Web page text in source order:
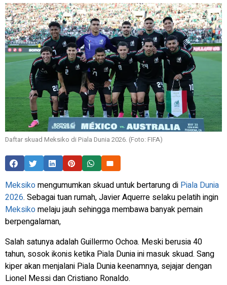
Daftar skuad Meksiko di Piala Dunia 2026. (Foto: FIFA)
Meksikomengumumkan skuad untuk bertarung di Piala Dunia
2026. Sebagai tuan rumah, Javier Aquerre selaku pelatih ingin
Meksikomelaju jauh sehingga membawa banyak pemain
berpengalaman,
Salah satunya adalah Guillermo Ochoa. Meski berusia 40
tahun, sosok ikonis ketika Piala Dunia ini masuk skuad. Sang
kiper akan menjalani Piala Dunia keenamnya, sejajar dengan
Lionel Messi dan Cristiano Ronaldo.